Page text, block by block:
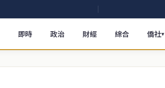
即時 政治 財經 綜合 僑社▾